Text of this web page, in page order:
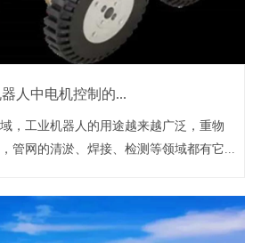
人中电机控制的...
，工业机器人的用途越来越广泛，重物
管网的清淤、焊接、检测等领域都有它...